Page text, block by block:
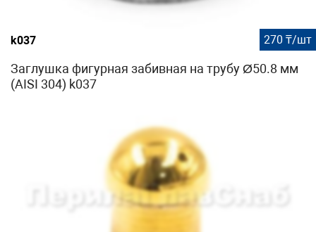
k037 270 ₸/шт
Заглушка фигурная забивная на трубу Ø50.8 мм
(AISI 304) k037